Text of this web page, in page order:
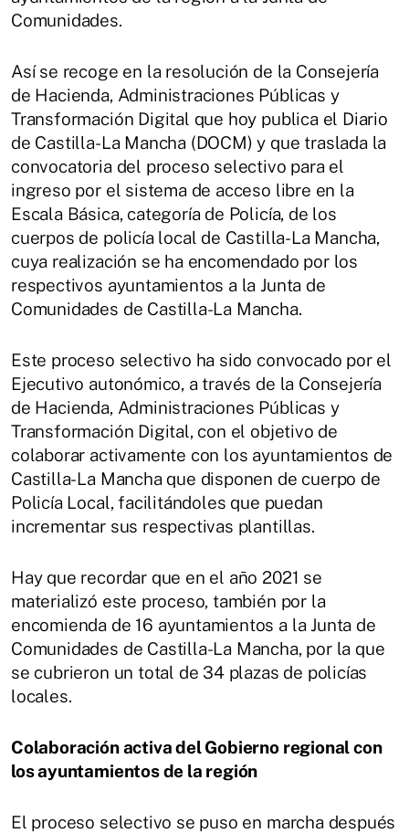
Comunidades.
Así se recoge en la resolución de la Consejería
de Hacienda, Administraciones Públicas y
Transformación Digital que hoy publica el Diario
de Castilla-La Mancha (DOCM) y que traslada la
convocatoria del proceso selectivo para el
ingreso por el sistema de acceso libre en la
Escala Básica, categoría de Policía, de los
cuerpos de policía local de Castilla-La Mancha,
cuya realización se ha encomendado por los
respectivos ayuntamientos a la Junta de
Comunidades de Castilla-La Mancha.
Este proceso selectivo ha sido convocado por el
Ejecutivo autonómico, a través de la Consejería
de Hacienda, Administraciones Públicas y
Transformación Digital, con el objetivo de
colaborar activamente con los ayuntamientos de
Castilla-La Mancha que disponen de cuerpo de
Policía Local, facilitándoles que puedan
incrementar sus respectivas plantillas.
Hay que recordar que en el año 2021 se
materializó este proceso, también por la
encomienda de 16 ayuntamientos a la Junta de
Comunidades de Castilla-La Mancha, por la que
se cubrieron un total de 34 plazas de policías
locales.
Colaboración activa del Gobierno regional con
los ayuntamientos de la región
El proceso selectivo se puso en marcha después